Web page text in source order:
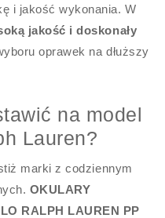
i jakość wykonania. W
jakość i doskonały
oprawek na dłuższy
na model
Lauren?
marki z codziennym
OKULARY
RALPH LAUREN PP